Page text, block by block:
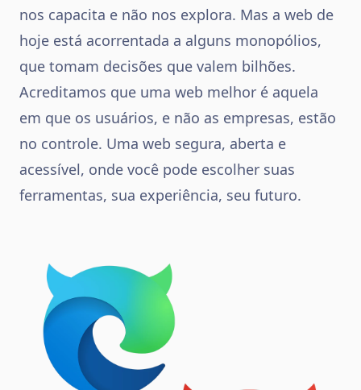
nos capacita e não nos explora. Mas a web de
hoje está acorrentada a alguns monopólios,
que tomam decisões que valem bilhões.
Acreditamos que uma web melhor é aquela
em que os usuários, e não as empresas, estão
no controle. Uma web segura, aberta e
acessível, onde você pode escolher suas
ferramentas, sua experiência, seu futuro.